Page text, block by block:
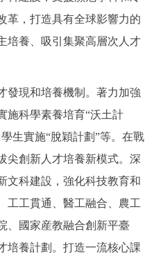
革，打造具有全球影響力的
培養、吸引集聚高層次人才
發現和培養機制。著力加強
施科學素養培育“沃土計
生實施“脫穎計劃”等。在戰
尖創新人才培養新模式。深
文科建設，強化科技教育和
工工貫通、醫工融合、農工
、國家産教融合創新平臺
培養計劃。打造一流核心課